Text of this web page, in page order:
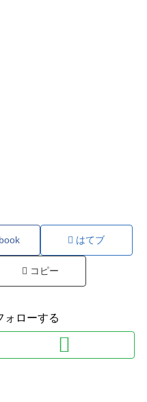
はてブ
コピー
ォローする